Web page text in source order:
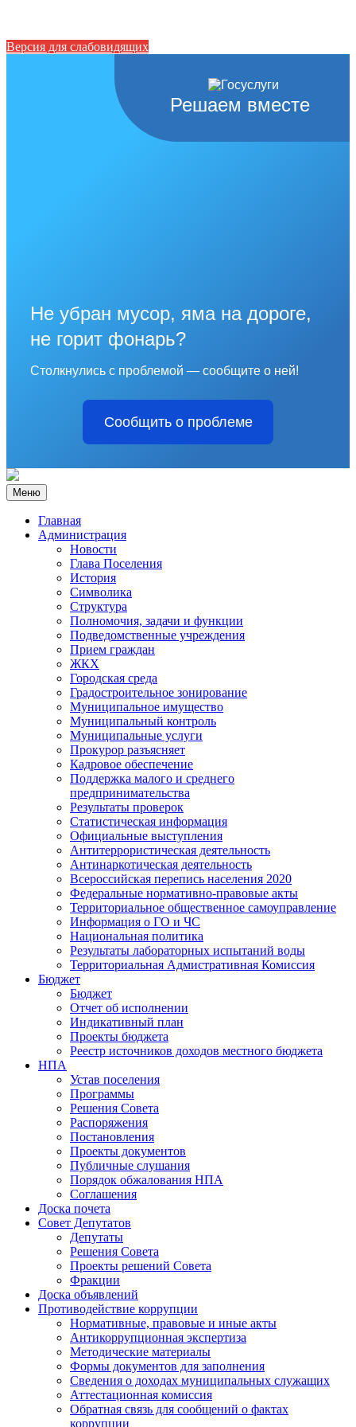
Версия для слабовидящих
Решаем вместе
Не убран мусор, яма на дороге,
не горит фонарь?
Столкнулись с проблемой — сообщите о ней!
Сообщить о проблеме
Меню
Главная
Администрация
Новости
Глава Поселения
История
Символика
Структура
Полномочия, задачи и функции
Подведомственные учреждения
Прием граждан
ЖКХ
Городская среда
Градостроительное зонирование
Муниципальное имущество
Муниципальный контроль
Муниципальные услуги
Прокурор разъясняет
Кадровое обеспечение
Поддержка малого и среднего
предпринимательства
Результаты проверок
Статистическая информация
Официальные выступления
Антитеррористическая деятельность
Антинаркотическая деятельность
Всероссийская перепись населения 2020
Федеральные нормативно-правовые акты
Территориальное общественное самоуправление
Информация о ГО и ЧС
Национальная политика
Результаты лабораторных испытаний воды
Территориальная Адмистративная Комиссия
Бюджет
Бюджет
Отчет об исполнении
Индикативный план
Проекты бюджета
Реестр источников доходов местного бюджета
НПА
Устав поселения
Программы
Решения Совета
Распоряжения
Постановления
Проекты документов
Публичные слушания
Порядок обжалования НПА
Соглашения
Доска почета
Совет Депутатов
Депутаты
Решения Совета
Проекты решений Совета
Фракции
Доска объявлений
Противодействие коррупции
Нормативные, правовые и иные акты
Антикоррупционная экспертиза
Методические материалы
Формы документов для заполнения
Сведения о доходах муниципальных служащих
Аттестационная комиссия
Обратная связь для сообщений о фактах
коррупции